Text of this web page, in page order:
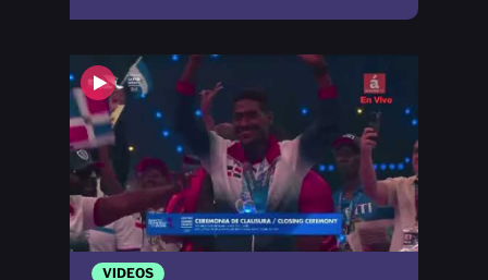
VIDEOS